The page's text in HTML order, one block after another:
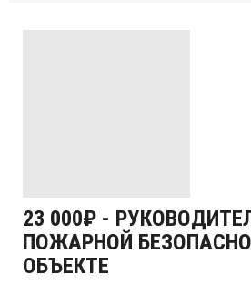
23 000₽ -
ПОЖАРНОЙ
ОБЪЕКТЕ